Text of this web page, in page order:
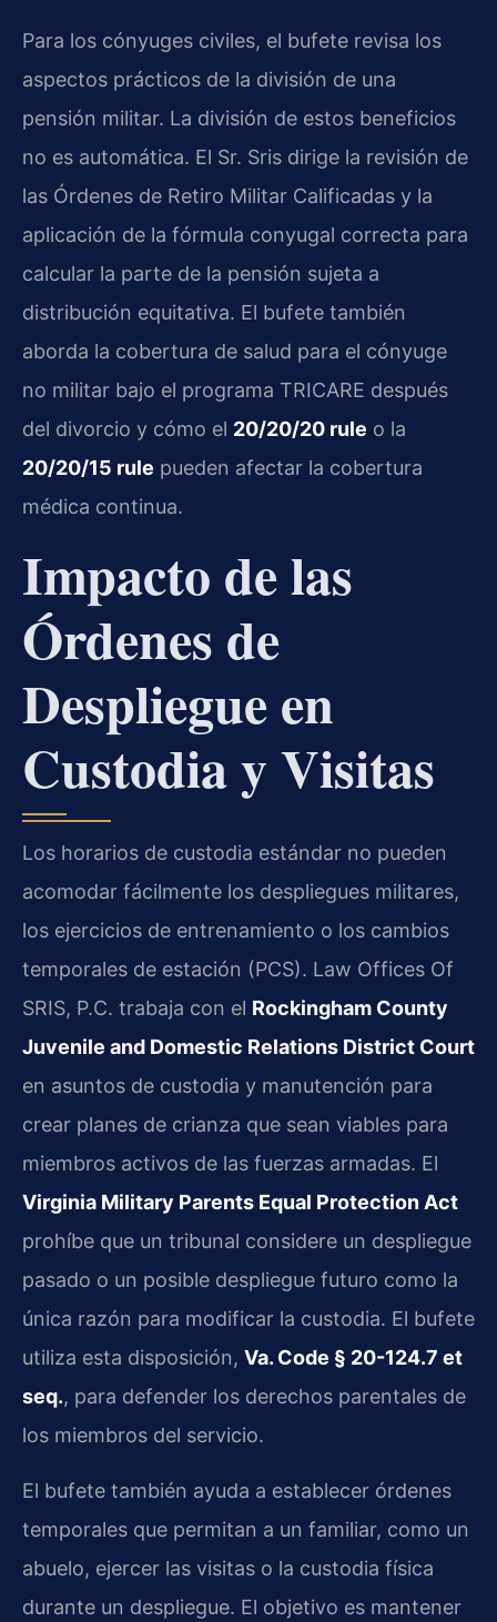
Para los cónyuges civiles, el bufete revisa los
aspectos prácticos de la división de una
pensión militar. La división de estos beneficios
no es automática. El Sr. Sris dirige la revisión de
las Órdenes de Retiro Militar Calificadas y la
aplicación de la fórmula conyugal correcta para
calcular la parte de la pensión sujeta a
distribución equitativa. El bufete también
aborda la cobertura de salud para el cónyuge
no militar bajo el programa TRICARE después
del divorcio y cómo el 20/20/20 rule o la
20/20/15 rule pueden afectar la cobertura
médica continua.
Impacto de las
Órdenes de
Despliegue en
Custodia y Visitas
Los horarios de custodia estándar no pueden
acomodar fácilmente los despliegues militares,
los ejercicios de entrenamiento o los cambios
temporales de estación (PCS). Law Offices Of
SRIS, P.C. trabaja con el Rockingham County
Juvenile and Domestic Relations District Court
en asuntos de custodia y manutención para
crear planes de crianza que sean viables para
miembros activos de las fuerzas armadas. El
Virginia Military Parents Equal Protection Act
prohíbe que un tribunal considere un despliegue
pasado o un posible despliegue futuro como la
única razón para modificar la custodia. El bufete
utiliza esta disposición, Va. Code § 20-124.7 et
seq., para defender los derechos parentales de
los miembros del servicio.
El bufete también ayuda a establecer órdenes
temporales que permitan a un familiar, como un
abuelo, ejercer las visitas o la custodia física
durante un despliegue. El objetivo es mantener